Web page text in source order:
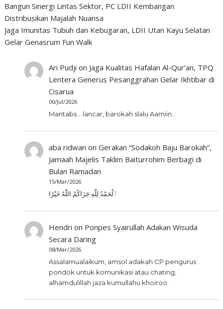
Bangun Sinergi Lintas Sektor, PC LDII Kembangan
Distribusikan Majalah Nuansa
Jaga Imunitas Tubuh dan Kebugaran, LDII Utan Kayu Selatan
Gelar Genasrum Fun Walk
Ari Pudji on Jaga Kualitas Hafalan Al-Qur’an, TPQ
Lentera Generus Pesanggrahan Gelar Ikhtibar di
Cisarua
06/Jul/2026
Mantabs... lancar, barokah slalu Aamiin..
aba ridwan onGerakan “Sodakoh Baju Barokah”,
Jamaah Majelis Taklim Baiturrohim Berbagi di
Bulan Ramadan
15/Mar/2026
ٱلْحَمْدُ لِلّٰهِ جَزَاكُمُ اللّٰهُ خَيْرًا
Hendri on Ponpes Syairullah Adakan Wisuda
Secara Daring
08/Mar/2026
Assalamualaikum, amsol adakah CP pengurus
pondok untuk komunikasi atau chating,
alhamdulillah jaza kumullahu khoiroo.